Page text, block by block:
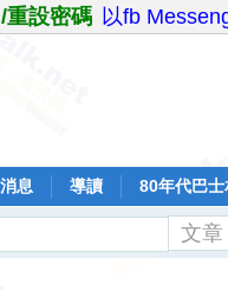
重設密碼 以fb
息 導讀 80年代巴士
文章